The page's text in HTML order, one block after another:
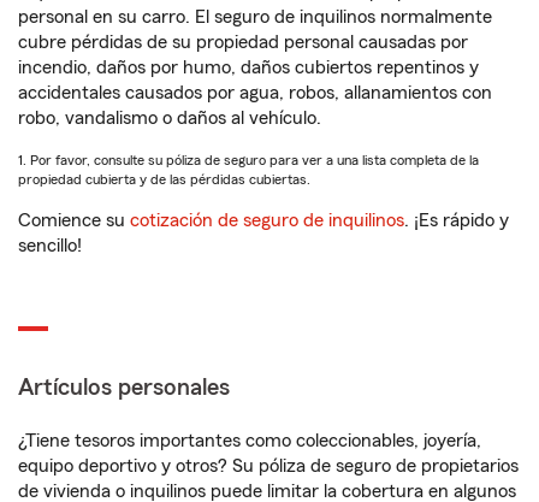
personal en su carro. El seguro de inquilinos normalmente
cubre pérdidas de su propiedad personal causadas por
incendio, daños por humo, daños cubiertos repentinos y
accidentales causados por agua, robos, allanamientos con
robo, vandalismo o daños al vehículo.
1. Por favor, consulte su póliza de seguro para ver a una lista completa de la
propiedad cubierta y de las pérdidas cubiertas.
Comience su cotización de seguro de inquilinos. ¡Es rápido y
sencillo!
Artículos personales
¿Tiene tesoros importantes como coleccionables, joyería,
equipo deportivo y otros? Su póliza de seguro de propietarios
de vivienda o inquilinos puede limitar la cobertura en algunos